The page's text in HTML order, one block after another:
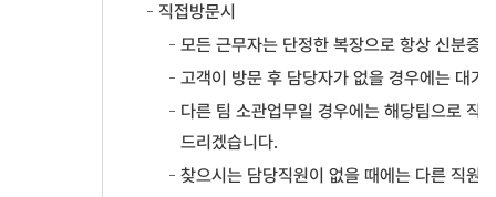
직접방문시
모든 근무자는 단정한 복장으로 항상 신분증
고객이 방문 후 담당자가 없을 경우에는 대
다른 팀 소관업무일 경우에는 해당팀으로 직
드리겠습니다.
찾으시는 담당직원이 없을 때에는 다른 직원